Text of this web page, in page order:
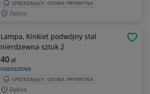
SPRZEDAJĄCY: OSOBA PRYWATNA
Dębica
Lampa, Kinkiet podwójny stal
nierdzewna sztuk 2
OGŁOSZENIE
40zł
SPRZEDAJĄCY: OSOBA PRYWATNA
Dębica